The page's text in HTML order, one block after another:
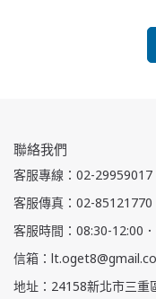
聯絡我們
客服專線：02-29959017
客服傳真：02-85121770
客服時間：08:30-12:00
信箱：
地址：24158新北市三重